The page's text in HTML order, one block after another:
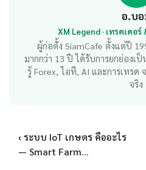
อ.บ
XM Legend · เทรดเดอ
ผู้ก่อตั้ง SiamCafe ตั้งแต่ปี
มากกว่า 13 ปี ได้รับการยกย่องเ
รู้ Forex, ไอที, AI และการเทรด
จริง
‹ ระบบ IoT เกษตร คืออะไร
— Smart Farm...